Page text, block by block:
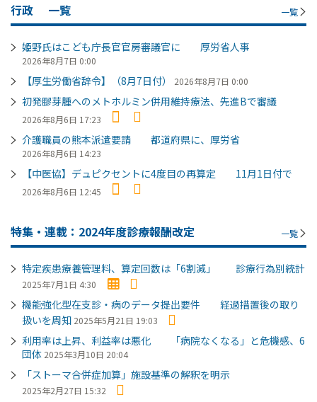
行政 一覧 一覧
姫野氏はこども庁長官官房審議官に 厚労省人事
2026年8月7日 0:00
【厚生労働省辞令】（8月7日付） 2026年8月7日 0:00
初発膠芽腫へのメトホルミン併用維持療法、先進Bで審議
2026年8月6日 17:23
介護職員の熊本派遣要請 都道府県に、厚労省
2026年8月6日 14:23
【中医協】デュピクセントに4度目の再算定 11月1日付で
2026年8月6日 12:45
特集・連載：2024年度診療報酬改定 一覧
特定疾患療養管理料、算定回数は「6割減」 診療行為別統計
2025年7月1日 4:30
機能強化型在支診・病のデータ提出要件 経過措置後の取り
扱いを周知 2025年5月21日 19:03
利用率は上昇、利益率は悪化 「病院なくなる」と危機感、6
団体 2025年3月10日 20:04
「ストーマ合併症加算」施設基準の解釈を明示
2025年2月27日 15:32